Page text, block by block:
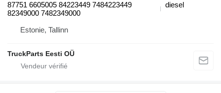
87751 6605005 84223449 7484223449
82349000 7482349000
diesel
Estonie, Tallinn
TruckParts Eesti OÜ